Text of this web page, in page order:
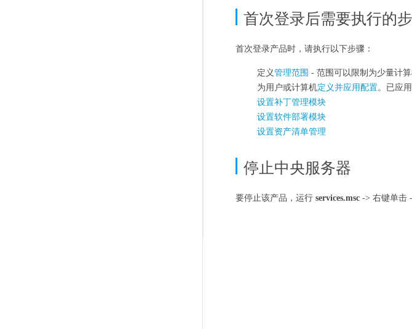
首次登录后需要执行的
首次登录产品时，请执行以下步骤：
定义管理范围 - 范围可以限制为少量计
为用户或计算机定义并应用配置。已应
设置补丁管理模块
设置软件部署模块
设置资产清单管理
停止中央服务器
要停止该产品，运行services.msc ->右键单击